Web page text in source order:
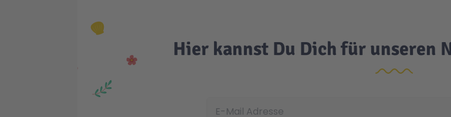
Hier kannst Du Dich für unseren